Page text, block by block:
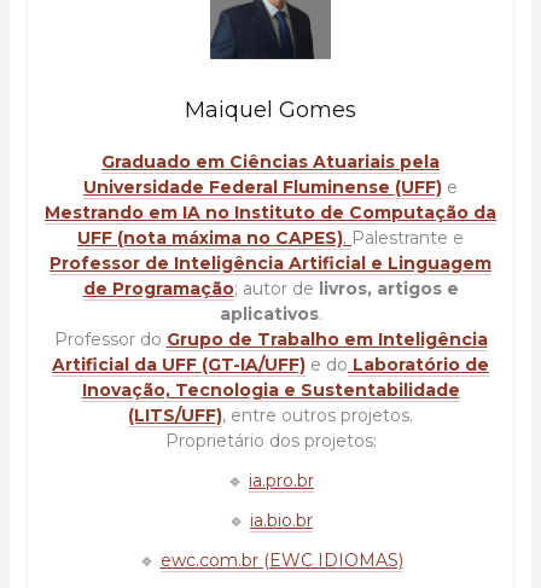
Maiquel Gomes
Graduado em Ciências Atuariais pela
Universidade Federal Fluminense (UFF) e
Mestrando em IA no Instituto de Computação da
UFF (nota máxima no CAPES). Palestrante e
Professor de Inteligência Artificial e Linguagem
de Programação; autor de livros, artigos e
aplicativos.
Professor do Grupo de Trabalho em Inteligência
Artificial da UFF (GT-IA/UFF) e do Laboratório de
Inovação, Tecnologia e Sustentabilidade
(LITS/UFF), entre outros projetos.
Proprietário dos projetos:
🔹 ia.pro.br
🔹 ia.bio.br
🔹 ewc.com.br (EWC IDIOMAS)